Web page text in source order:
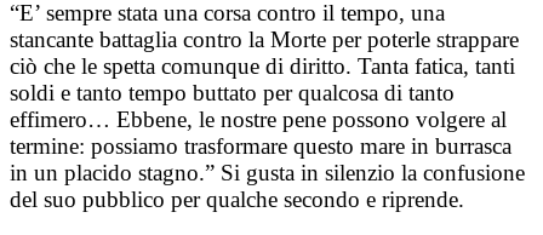
“E’ sempre stata una corsa contro il tempo, una
stancante battaglia contro la Morte per poterle strappare
ciò che le spetta comunque di diritto. Tanta fatica, tanti
soldi e tanto tempo buttato per qualcosa di tanto
effimero… Ebbene, le nostre pene possono volgere al
termine: possiamo trasformare questo mare in burrasca
in un placido stagno.” Si gusta in silenzio la confusione
del suo pubblico per qualche secondo e riprende.